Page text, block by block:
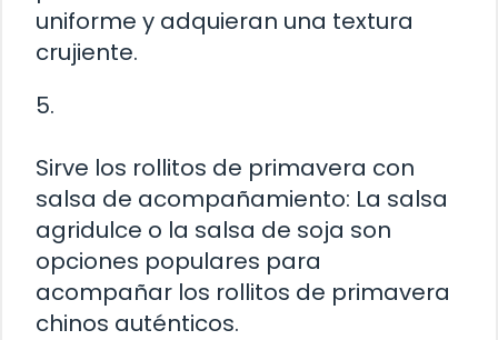
uniforme y adquieran una textura
crujiente.
5.
Sirve los rollitos de primavera con
salsa de acompañamiento: La salsa
agridulce o la salsa de soja son
opciones populares para
acompañar los rollitos de primavera
chinos auténticos.